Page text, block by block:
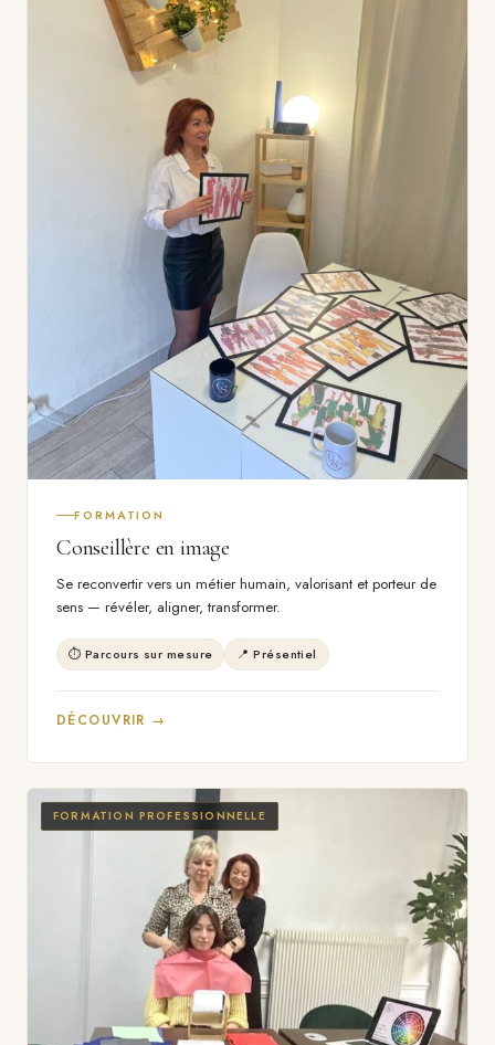
FORMATION
Conseillère en image
Se reconvertir vers un métier humain, valorisant et porteur de
sens — révéler, aligner, transformer.
⏱ Parcours sur mesure 📍 Présentiel
DÉCOUVRIR →
FORMATION PROFESSIONNELLE